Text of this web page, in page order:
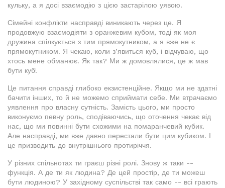
кульку, а я досі взаємодію з цією застарілою уявою.
Сімейні конфлікти насправді виникають через це. Я
продовжую взаємодіяти з оранжевим кубом, тоді як моя
дружина спілкується з тим прямокутником, а я вже не є
прямокутником. Я чекаю, коли з’явиться куб, і відчуваю, що
хтось мене обманює. Як так? Ми ж домовлялися, це ж мав
бути куб!
Це питання справді глибоко екзистенційне. Якщо ми не здатні
бачити інших, то й не можемо сприймати себе. Ми втрачаємо
уявлення про власну сутність. Замість цього, ми просто
виконуємо певну роль, сподіваючись, що оточення чекає від
нас, що ми повинні бути схожими на помаранчевий кубик.
Але насправді, ми вже давно перестали бути цим кубиком. І
це призводить до внутрішнього протиріччя.
У різних спільнотах ти граєш різні ролі. Знову ж таки --
функція. А де ти як людина? Де цей простір, де ти можеш
бути людиною? У західному суспільстві так само -- всі грають